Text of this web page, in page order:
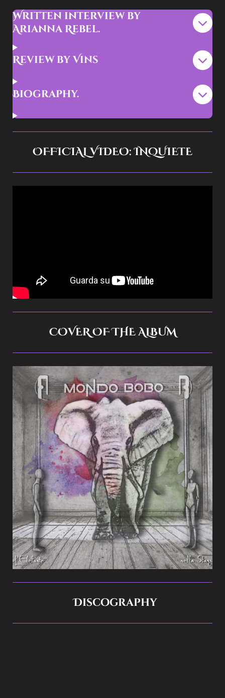
Written interview by
Arianna Rebel.
Review by Vins
Biography.
OFFICIAL VIDEO: INQUIETE
COVER OF THE ALBUM
Discography